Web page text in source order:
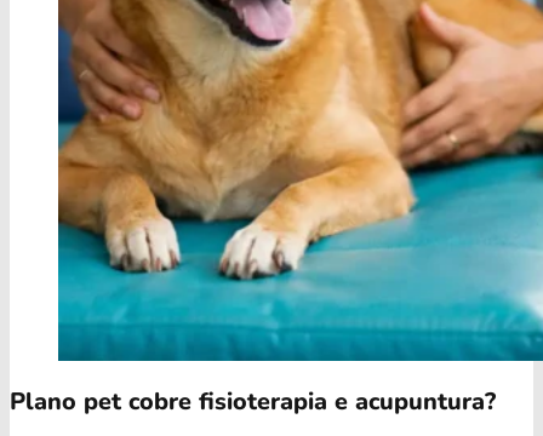
Plano pet cobre fisioterapia e acupuntura?